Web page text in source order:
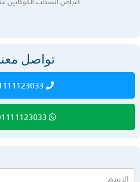
تواصل معنا
1111123033
01111123033